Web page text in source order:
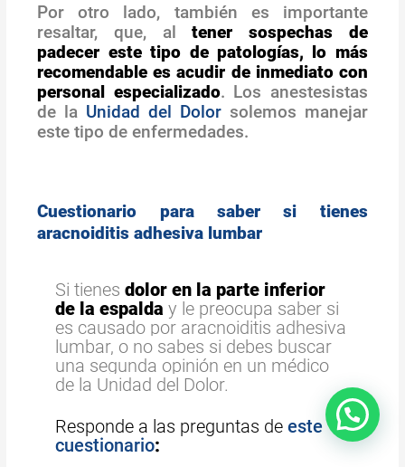
Por otro lado, también es importante
resaltar, que, altener sospechas de
padecer este tipo de patologías, lo más
recomendable es acudir de inmediato con
personal especializado. Los anestesistas
de la Unidad del Dolorsolemos manejar
este tipo de enfermedades.
Cuestionario para saber si tienes
aracnoiditis adhesiva lumbar
Si tienesdolor en la parte inferior
de la espalda y le preocupa saber si
es causado por aracnoiditis adhesiva
lumbar, o no sabes si debes buscar
una segunda opinión en un médico
de la Unidad del Dolor.
Responde a las preguntas deeste
cuestionario: